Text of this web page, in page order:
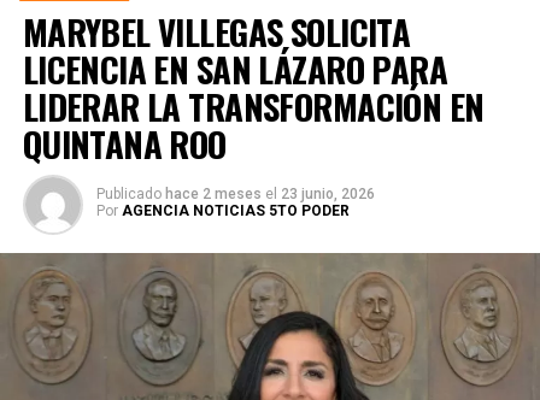
Durante su encargo en la Cámara Alta, Gino Segura centró
su agenda legislativa en iniciativas orientadas a
robustecer el desarrollo económico, la sustentabilidad
MARYBEL VILLEGAS SOLICITA
LICENCIA EN SAN LÁZARO PARA
LIDERAR LA TRANSFORMACIÓN EN
QUINTANA ROO
Publicado hace 2 meses el 23 junio, 2026
Por AGENCIA NOTICIAS 5TO PODER